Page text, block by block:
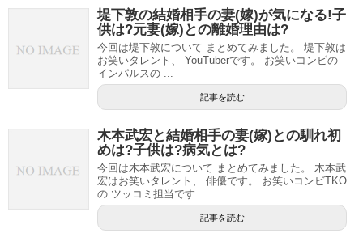
堤下敦の結婚相手の妻(嫁)が気になる!子
供は?元妻(嫁)との離婚理由は?
今回は堤下敦について まとめてみました。 堤下敦は
お笑いタレント、 YouTuberです。 お笑いコンビの
インパルスの ...
記事を読む
木本武宏と結婚相手の妻(嫁)との馴れ初
めは?子供は?病気とは?
今回は木本武宏について まとめてみました。 木本武
宏はお笑いタレント、 俳優です。 お笑いコンビTKO
の ツッコミ担当です...
記事を読む